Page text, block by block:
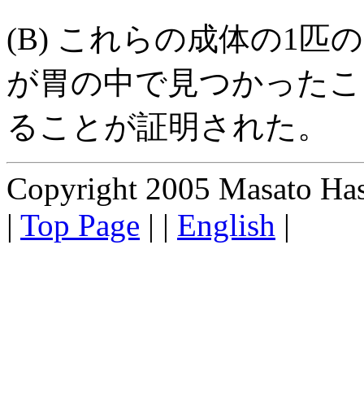
(B) これらの成体の1匹
が胃の中で見つかった
ることが証明された。
Copyright 2005 Masato
| Top Page | | English |